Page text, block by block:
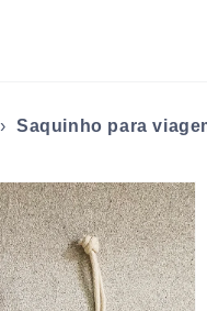
› Saquinho para